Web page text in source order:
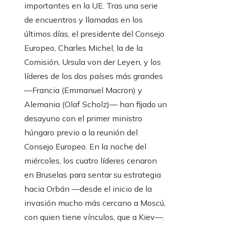
importantes en la UE. Tras una serie
de encuentros y llamadas en los
últimos días, el presidente del Consejo
Europeo, Charles Michel, la de la
Comisión, Ursula von der Leyen, y los
líderes de los dos países más grandes
—Francia (Emmanuel Macron) y
Alemania (Olaf Scholz)— han fijado un
desayuno con el primer ministro
húngaro previo a la reunión del
Consejo Europeo. En la noche del
miércoles, los cuatro líderes cenaron
en Bruselas para sentar su estrategia
hacia Orbán —desde el inicio de la
invasión mucho más cercano a Moscú,
con quien tiene vínculos, que a Kiev—.